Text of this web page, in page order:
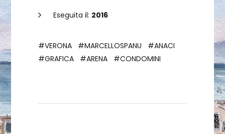
Eseguita il: 2016
#VERONA #MARCELLOSPANU
#ANACI
#GRAFICA
#ARENA #CONDOMINI